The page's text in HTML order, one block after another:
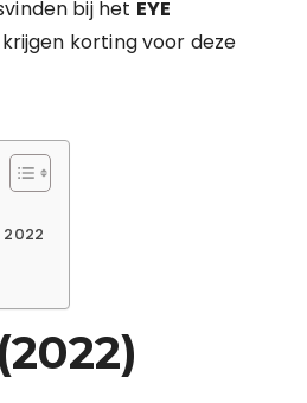
bij het EYE
krijgen korting voor deze